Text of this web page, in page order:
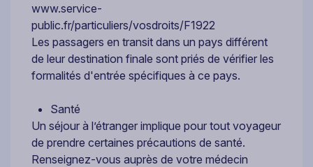
www.service-
public.fr/particuliers/vosdroits/F1922
Les passagers en transit dans un pays différent
de leur destination finale sont priés de vérifier les
formalités d'entrée spécifiques à ce pays.
Santé
Un séjour à l’étranger implique pour tout voyageur
de prendre certaines précautions de santé.
Renseignez-vous auprès de votre médecin